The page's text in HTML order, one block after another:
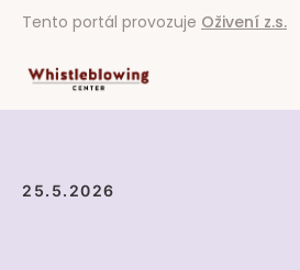
Tento portál provozuje Oživení z.s.
25.5.2026